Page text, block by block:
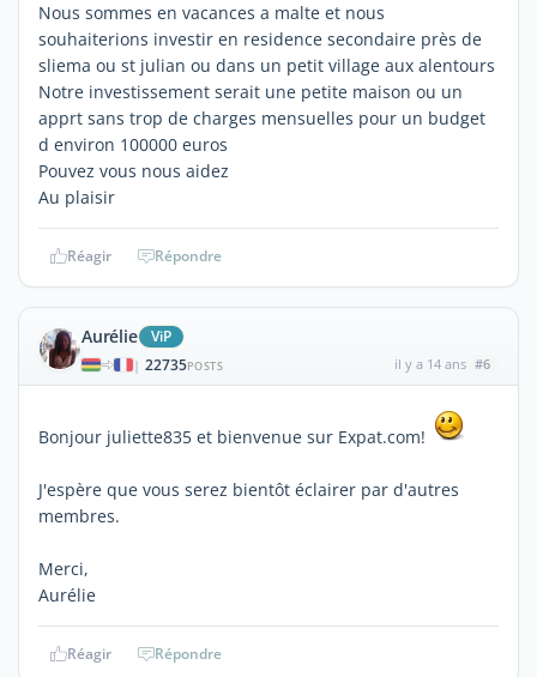
Nous sommes en vacances a malte et nous
souhaiterions investir en residence secondaire près de
sliema ou st julian ou dans un petit village aux alentours
Notre investissement serait une petite maison ou un
apprt sans trop de charges mensuelles pour un budget
d environ 100000 euros
Pouvez vous nous aidez
Au plaisir
Réagir Répondre
Aurélie ViP
| 22735POSTS il y a 14 ans #6
Bonjour juliette835 et bienvenue sur Expat.com!
J'espère que vous serez bientôt éclairer par d'autres
membres.
Merci,
Aurélie
Réagir Répondre